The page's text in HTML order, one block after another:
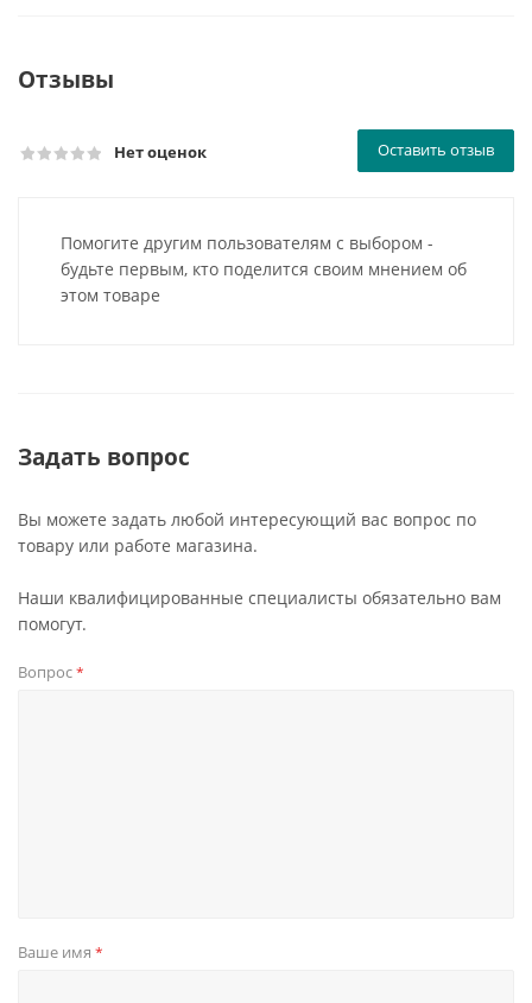
Отзывы
Нет оценок Оставить отзыв
Помогите другим пользователям с выбором -
будьте первым, кто поделится своим мнением об
этом товаре
Задать вопрос
Вы можете задать любой интересующий вас вопрос по
товару или работе магазина.
Наши квалифицированные специалисты обязательно вам
помогут.
Вопрос*
Ваше имя *